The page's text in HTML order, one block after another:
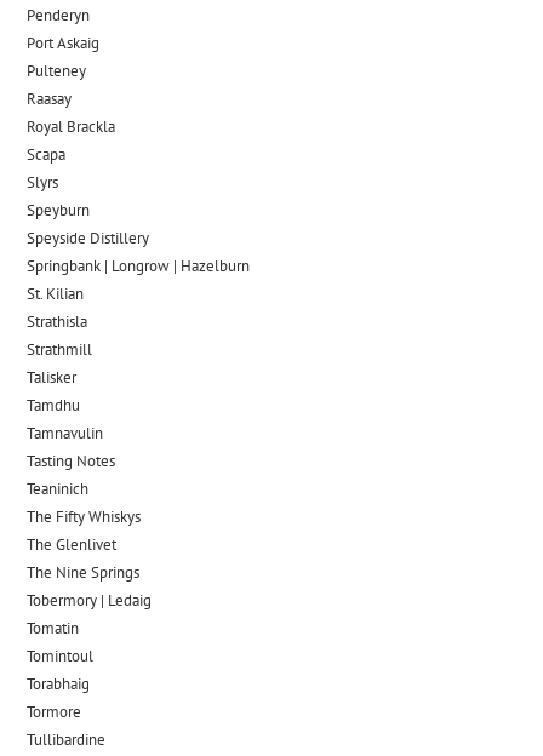
Penderyn
Port Askaig
Pulteney
Raasay
Royal Brackla
Scapa
Slyrs
Speyburn
Speyside Distillery
Springbank | Longrow | Hazelburn
St. Kilian
Strathisla
Strathmill
Talisker
Tamdhu
Tamnavulin
Tasting Notes
Teaninich
The Fifty Whiskys
The Glenlivet
The Nine Springs
Tobermory | Ledaig
Tomatin
Tomintoul
Torabhaig
Tormore
Tullibardine